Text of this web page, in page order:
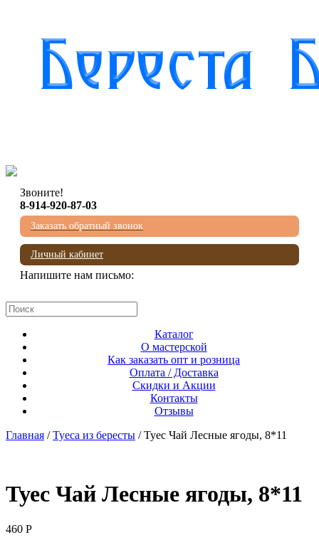
Звоните!
8-914-920-87-03
Заказать обратный звонок
Личный кабинет
Напишите нам письмо:
Каталог
О мастерской
Как заказать опт и розница
Оплата / Доставка
Скидки и Акции
Контакты
Отзывы
Главная /Туеса из бересты / Туес Чай Лесные ягоды, 8*11
Туес Чай Лесные ягоды, 8*11
460 Р